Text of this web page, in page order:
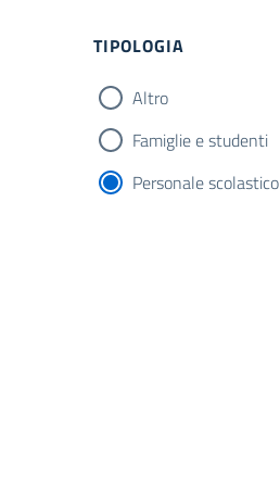
Filtri
TIPOLOGIA
Altro
Famiglie e studenti
Personale scolastico